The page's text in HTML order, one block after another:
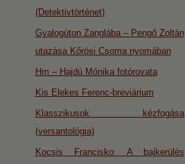
(Detektivtörténet)
Gyalogúton Zanglába – Pengő Zoltán
utazása Kőrösi Csoma nyomában
Hm – Hajdú Mónika fotórovata
Kis Elekes Ferenc-breviárium
Klasszikusok kézfogása
(versantológia)
Kocsis Francisko: A bajkerülés